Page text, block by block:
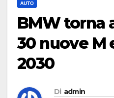
AUTO
BMW torna
30 nuove M
2030
Di admin